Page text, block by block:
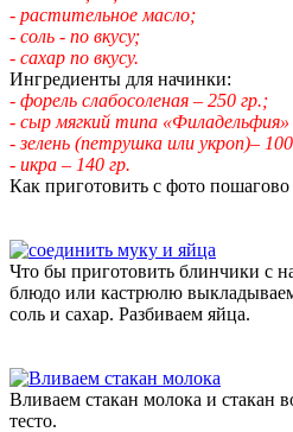
- растительное масло;
- соль - по вкусу;
- сахар по вкусу.
Ингредиенты для начинки:
- форель слабосоленая – 250 гр.;
- сыр мягкий типа «Филадельфия»
- зелень (петрушка или укроп)–
- икра – 140 гр.
Как приготовить с фото пошагово
Что бы приготовить блинчики с
блюдо или кастрюлю
соль и сахар. Разбиваем яйца.
Вливаем стакан молока и стакан
тесто.